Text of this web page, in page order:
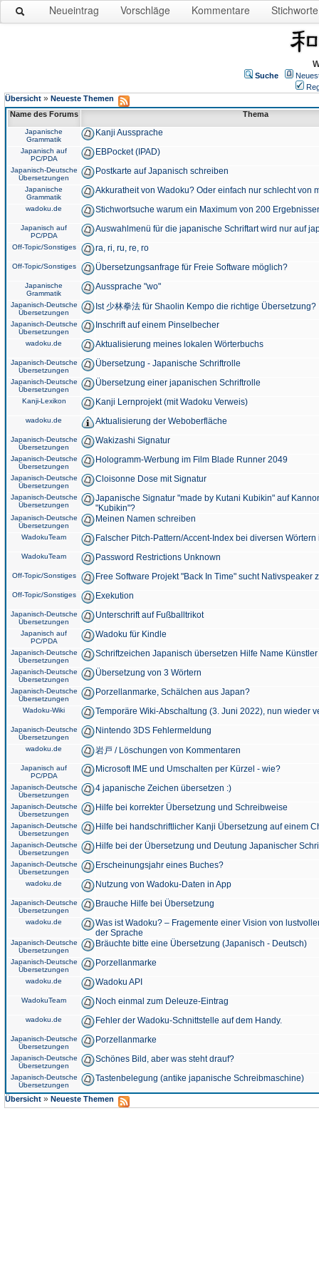
Neueintrag Vorschläge Kommentare Stichworte
Suche
Übersicht » Neueste Themen
Name des Forums
Thema
Japanische
Grammatik
Kanji Aussprache
Japanisch auf
PC/PDA
EBPocket (IPAD)
Japanisch-Deutsche
Übersetzungen
Postkarte auf Japanisch schreiben
Japanische
Grammatik
Akkuratheit von Wadoku? Oder einfach nur schlecht von
wadoku.de Stichwortsuche warum ein Maximum von 200
Japanisch auf
PC/PDA
Auswahlmenü für die japanische Schriftart wird nur auf
Off-Topic/Sonstiges ra, ri, ru, re, ro
Off-Topic/Sonstiges Übersetzungsanfrage für Freie Software möglich?
Japanische
Grammatik
Aussprache "wo"
Japanisch-Deutsche
Übersetzungen
Ist 少林拳法 für Shaolin Kempo die richtige Übersetzung?
Japanisch-Deutsche
Übersetzungen
Inschrift auf einem Pinselbecher
wadoku.de Aktualisierung meines lokalen Wörterbuchs
Japanisch-Deutsche
Übersetzungen
Übersetzung - Japanische Schriftrolle
Japanisch-Deutsche
Übersetzungen
Übersetzung einer japanischen Schriftrolle
Kanji-Lexikon Kanji Lernprojekt (mit Wadoku Verweis)
wadoku.de Aktualisierung der Weboberfläche
Japanisch-Deutsche
Übersetzungen
Wakizashi Signatur
Japanisch-Deutsche
Übersetzungen
Hologramm-Werbung im Film Blade Runner 2049
Japanisch-Deutsche
Übersetzungen
Cloisonne Dose mit Signatur
Japanisch-Deutsche
Übersetzungen
Japanische Signatur "made by Kutani Kubikin" auf
"Kubikin"?
Japanisch-Deutsche
Übersetzungen
Meinen Namen schreiben
WadokuTeam Falscher Pitch-Pattern/Accent-Index bei diversen
WadokuTeam Password Restrictions Unknown
Off-Topic/Sonstiges Free Software Projekt "Back In Time" sucht Nativspeaker
Off-Topic/Sonstiges Exekution
Japanisch-Deutsche
Übersetzungen
Unterschrift auf Fußballtrikot
Japanisch auf
PC/PDA
Wadoku für Kindle
Japanisch-Deutsche
Übersetzungen
Schriftzeichen Japanisch übersetzen Hilfe Name
Japanisch-Deutsche
Übersetzungen
Übersetzung von 3 Wörtern
Japanisch-Deutsche
Übersetzungen
Porzellanmarke, Schälchen aus Japan?
Wadoku-Wiki Temporäre Wiki-Abschaltung (3. Juni 2022), nun wieder
Japanisch-Deutsche
Übersetzungen
Nintendo 3DS Fehlermeldung
wadoku.de 岩戸 / Löschungen von Kommentaren
Japanisch auf
PC/PDA
Microsoft IME und Umschalten per Kürzel - wie?
Japanisch-Deutsche
Übersetzungen
4 japanische Zeichen übersetzen :)
Japanisch-Deutsche
Übersetzungen
Hilfe bei korrekter Übersetzung und Schreibweise
Japanisch-Deutsche
Übersetzungen
Hilfe bei handschriftlicher Kanji Übersetzung auf einem
Japanisch-Deutsche
Übersetzungen
Hilfe bei der Übersetzung und Deutung Japanischer
Japanisch-Deutsche
Übersetzungen
Erscheinungsjahr eines Buches?
wadoku.de Nutzung von Wadoku-Daten in App
Japanisch-Deutsche
Übersetzungen
Brauche Hilfe bei Übersetzung
wadoku.de
Was ist Wadoku? – Fragemente einer Vision von
der Sprache
Japanisch-Deutsche
Übersetzungen
Bräuchte bitte eine Übersetzung (Japanisch - Deutsch)
Japanisch-Deutsche
Übersetzungen
Porzellanmarke
wadoku.de Wadoku API
WadokuTeam Noch einmal zum Deleuze-Eintrag
wadoku.de Fehler der Wadoku-Schnittstelle auf dem Handy.
Japanisch-Deutsche
Übersetzungen
Porzellanmarke
Japanisch-Deutsche
Übersetzungen
Schönes Bild, aber was steht drauf?
Japanisch-Deutsche
Übersetzungen
Tastenbelegung (antike japanische Schreibmaschine)
Übersicht » Neueste Themen